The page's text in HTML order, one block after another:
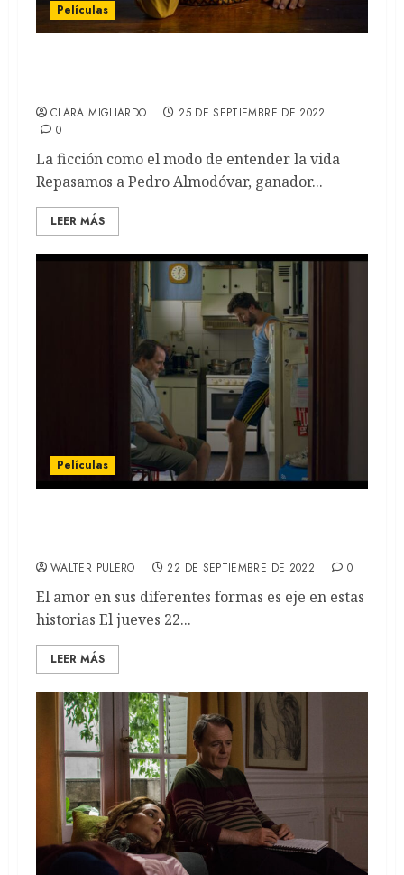
Películas
CLARA MIGLIARDO
25 DE SEPTIEMBRE DE 2022
0
La ficción como el modo de entender la vida
Repasamos a Pedro Almodóvar, ganador...
LEER MÁS
Películas
WALTER PULERO 22 DE SEPTIEMBRE DE 2022 0
El amor en sus diferentes formas es eje en estas
historias El jueves 22...
LEER MÁS